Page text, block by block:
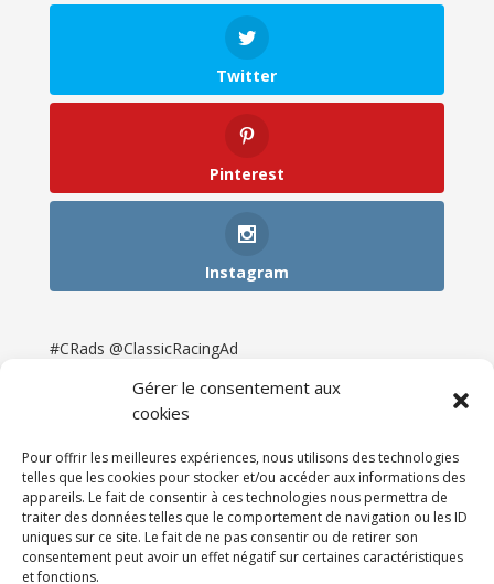
Gérer le consentement aux
cookies
Pour offrir les meilleures expériences, nous utilisons des technologies
telles que les cookies pour stocker et/ou accéder aux informations des
appareils. Le fait de consentir à ces technologies nous permettra de
traiter des données telles que le comportement de navigation ou les ID
uniques sur ce site. Le fait de ne pas consentir ou de retirer son
consentement peut avoir un effet négatif sur certaines caractéristiques
et fonctions.
Twitter
Pinterest
Instagram
#CRads @ClassicRacingAd